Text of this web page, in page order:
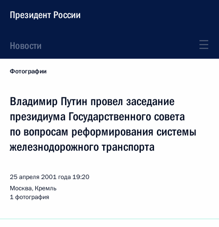
Президент России
Новости
Фотографии
Владимир Путин провел заседание
президиума Государственного совета
по вопросам реформирования системы
железнодорожного транспорта
25 апреля 2001 года 19:20
Москва, Кремль
1 фотография